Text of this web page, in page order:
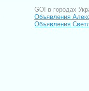
GO! в городах
Объявления
Объявления